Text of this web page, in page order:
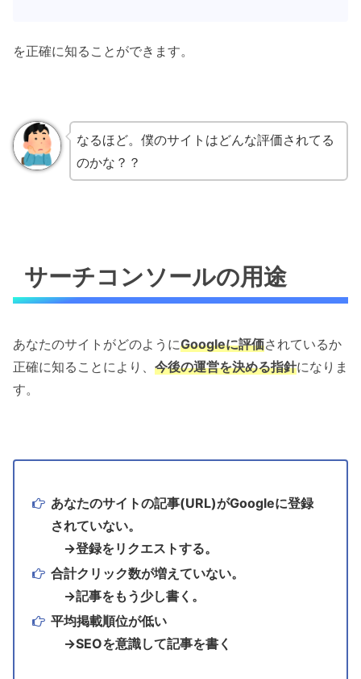
を正確に知ることができます。
なるほど。僕のサイトはどんな評価されてる
のかな？？
サーチコンソールの用途
あなたのサイトがどのようにGoogleに評価されているか
正確に知ることにより、 今後の運営を決める指針になりま
す。
あなたのサイトの記事(URL)がGoogleに登録
されていない。
→登録をリクエストする。
合計クリック数が増えていない。
→記事をもう少し書く。
平均掲載順位が低い
→SEOを意識して記事を書く